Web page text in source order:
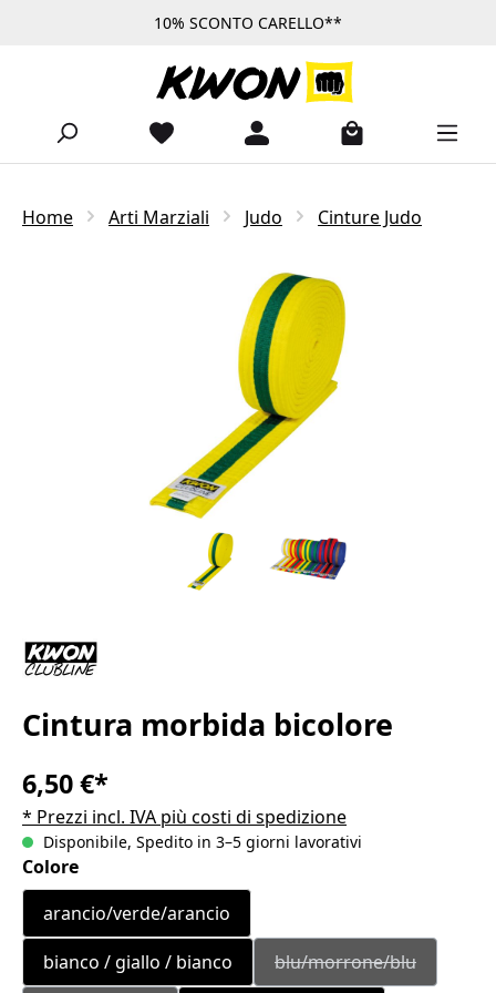
Passa al contenuto principale10% SCONTO CARELLO**
Home Arti Marziali Judo Cinture Judo
Cintura morbida bicolore
6,50 €*
* Prezzi incl. IVA più costi di spedizione
Disponibile, Spedito in 3–5 giorni lavorativi
Seleziona
Colore
arancio/verde/arancio
bianco / giallo / bianco
blu/morrone/blu
(Questa opzione